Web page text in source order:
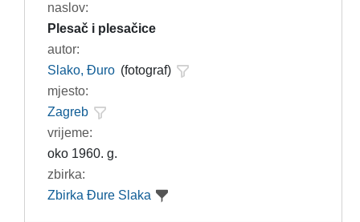
naslov:
Plesač i plesačice
autor:
Slako, Đuro (fotograf)
mjesto:
Zagreb
vrijeme:
oko 1960. g.
zbirka:
Zbirka Đure Slaka